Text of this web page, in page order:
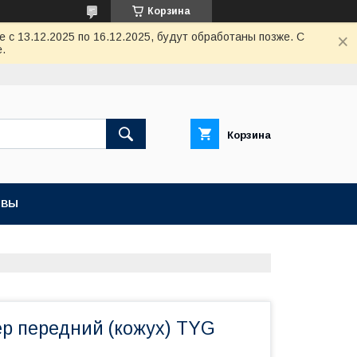
Корзина
с 13.12.2025 по 16.12.2025, будут обработаны позже. С
Корзина
передний (кожух) TYG